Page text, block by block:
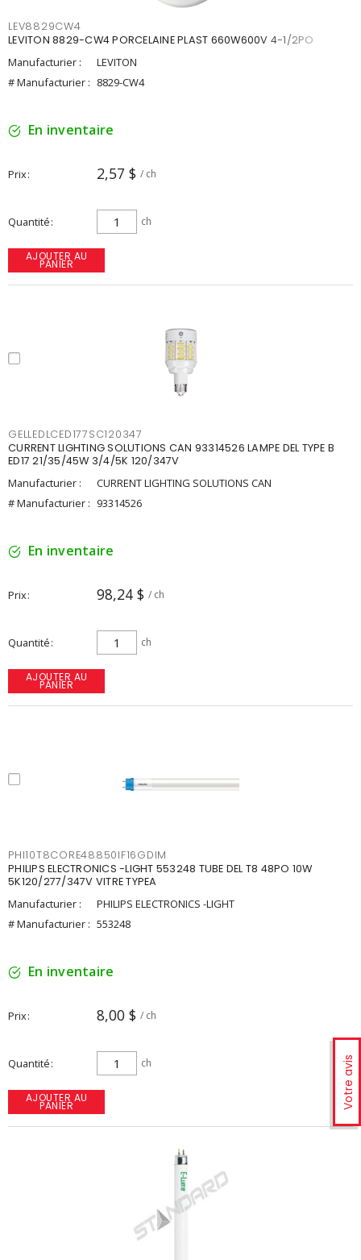
Votre avis
LEV8829CW4
LEVITON 8829-CW4 PORCELAINE PLAST 660W600V 4-1/2PO
Manufacturier :
LEVITON
# Manufacturier : 8829-CW4
En inventaire
Prix 2,57 $ / ch
Quantité ch
AJOUTER AU
PANIER
GELLEDLCED177SC120347
CURRENT LIGHTING SOLUTIONS CAN 93314526 LAMPE DEL TYPE B
ED17 21/35/45W 3/4/5K 120/347V
Manufacturier :
CURRENT LIGHTING SOLUTIONS CAN
# Manufacturier : 93314526
En inventaire
Prix 98,24 $ / ch
Quantité ch
AJOUTER AU
PANIER
PHI10T8CORE48850IF16GDIM
PHILIPS ELECTRONICS -LIGHT 553248 TUBE DEL T8 48PO 10W
5K120/277/347V VITRE TYPEA
Manufacturier :
PHILIPS ELECTRONICS -LIGHT
# Manufacturier : 553248
En inventaire
Prix 8,00 $ / ch
Quantité ch
AJOUTER AU
PANIER